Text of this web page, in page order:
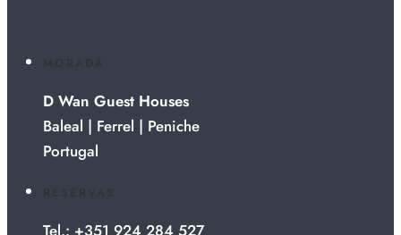
D Wan Guest Houses
Baleal | Ferrel | Peniche
Portugal